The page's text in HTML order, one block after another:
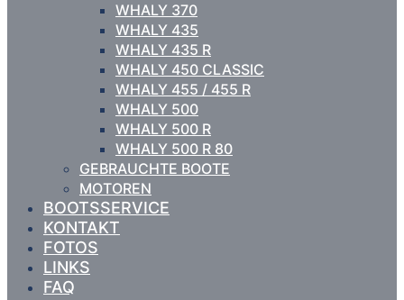
WHALY 370
WHALY 435
WHALY 435 R
WHALY 450 CLASSIC
WHALY 455 / 455 R
WHALY 500
WHALY 500 R
WHALY 500 R 80
GEBRAUCHTE BOOTE
MOTOREN
BOOTSSERVICE
KONTAKT
FOTOS
LINKS
FAQ